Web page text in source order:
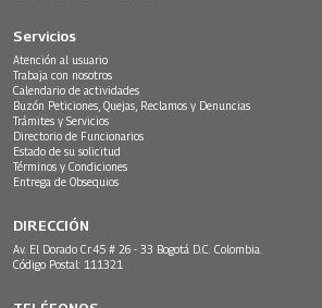
Servicios
Atención al usuario
Trabaja con nosotros
Calendario de actividades
Buzón Peticiones, Quejas, Reclamos y Denuncias
Trámites y Servicios
Directorio de Funcionarios
Estado de su solicitud
Términos y Condiciones
Entrega de Obsequios
DIRECCIÓN
Av. El Dorado Cr.45 # 26 - 33 Bogotá D.C. Colombia.
Código Postal: 111321